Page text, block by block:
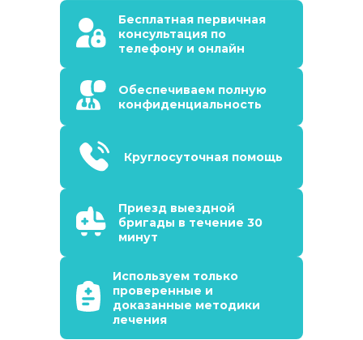
Бесплатная первичная
консультация по
телефону и онлайн
Обеспечиваем полную
конфиденциальность
Круглосуточная помощь
Приезд выездной
бригады в течение 30
минут
Используем только
проверенные и
доказанные методики
лечения